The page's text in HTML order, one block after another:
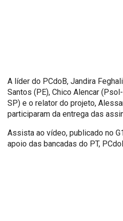
A líder do PCdoB, Jandira
Santos (PE), Chico Alencar
SP) e o relator do projeto,
participaram da entrega das
Assista ao vídeo, publicado no
apoio das bancadas do PT,